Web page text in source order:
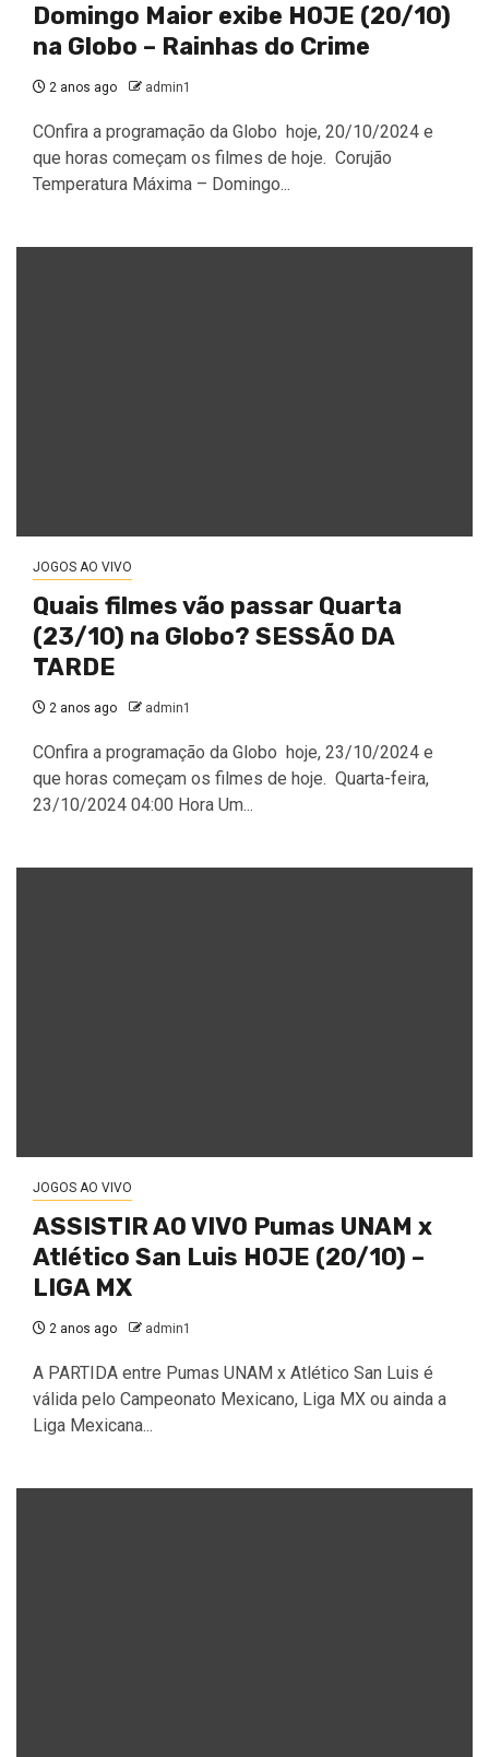
Domingo Maior exibe HOJE (20/10)
na Globo – Rainhas do Crime
2 anos ago admin1
COnfira a programação da Globo hoje, 20/10/2024 e
que horas começam os filmes de hoje. Corujão
Temperatura Máxima – Domingo...
JOGOS AO VIVO
Quais filmes vão passar Quarta
(23/10) na Globo? SESSÃO DA
TARDE
2 anos ago admin1
COnfira a programação da Globo hoje, 23/10/2024 e
que horas começam os filmes de hoje. Quarta-feira,
23/10/2024 04:00 Hora Um...
JOGOS AO VIVO
ASSISTIR AO VIVO Pumas UNAM x
Atlético San Luis HOJE (20/10) –
LIGA MX
2 anos ago admin1
A PARTIDA entre Pumas UNAM x Atlético San Luis é
válida pelo Campeonato Mexicano, Liga MX ou ainda a
Liga Mexicana...